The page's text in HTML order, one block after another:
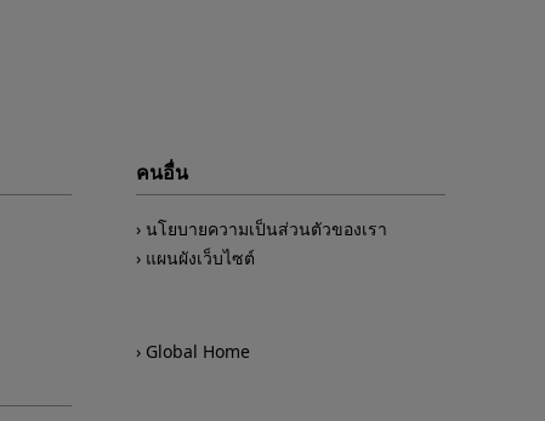
คนอื่น
นโยบายความเป็นส่วนตัวของเรา
แผนผังเว็บไซต์
Global Home